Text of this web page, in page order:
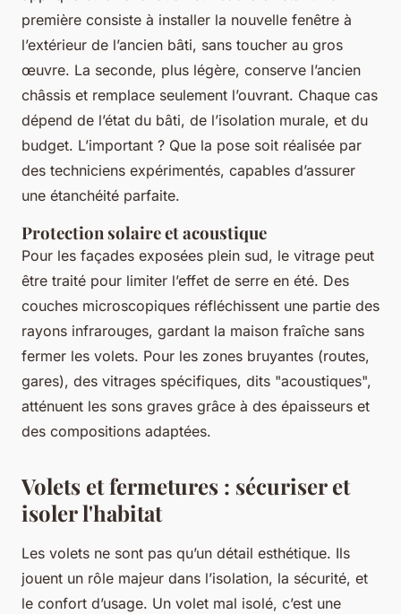
première consiste à installer la nouvelle fenêtre à
l’extérieur de l’ancien bâti, sans toucher au gros
œuvre. La seconde, plus légère, conserve l’ancien
châssis et remplace seulement l’ouvrant. Chaque cas
dépend de l’état du bâti, de l’isolation murale, et du
budget. L’important ? Que la pose soit réalisée par
des techniciens expérimentés, capables d’assurer
une étanchéité parfaite.
Protection solaire et acoustique
Pour les façades exposées plein sud, le vitrage peut
être traité pour limiter l’effet de serre en été. Des
couches microscopiques réfléchissent une partie des
rayons infrarouges, gardant la maison fraîche sans
fermer les volets. Pour les zones bruyantes (routes,
gares), des vitrages spécifiques, dits "acoustiques",
atténuent les sons graves grâce à des épaisseurs et
des compositions adaptées.
Volets et fermetures : sécuriser et
isoler l'habitat
Les volets ne sont pas qu’un détail esthétique. Ils
jouent un rôle majeur dans l’isolation, la sécurité, et
le confort d’usage. Un volet mal isolé, c’est une